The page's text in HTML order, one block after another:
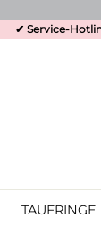
✔ Service-
TAUFRINGE